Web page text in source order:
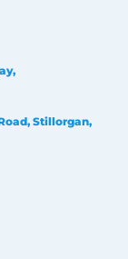
Stillorgan,